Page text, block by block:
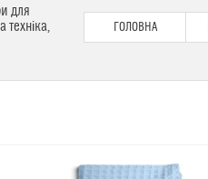
для
техніка,
ГОЛОВНА